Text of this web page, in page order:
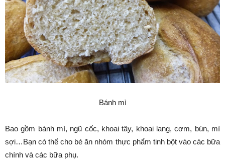
Bánh mì
Bao gồm bánh mì, ngũ cốc, khoai tây, khoai lang, cơm, bún, mì
sợi…Bạn có thể cho bé ăn nhóm thực phẩm tinh bột vào các bữa
chính và các bữa phụ.